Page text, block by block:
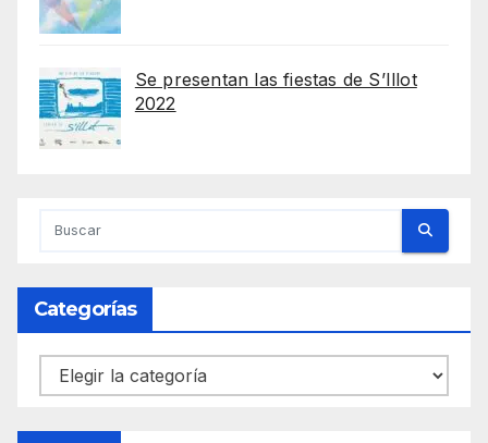
Se presentan las fiestas de S’Illot
2022
Categorías
Categorías